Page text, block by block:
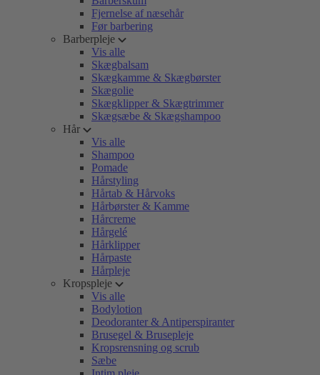
Fjernelse af næsehår
Før barbering
Barberpleje
Vis alle
Skægbalsam
Skægkamme & Skægbørster
Skægolie
Skægklipper & Skægtrimmer
Skægsæbe & Skægshampoo
Hår
Vis alle
Shampoo
Pomade
Hårstyling
Hårtab & Hårvoks
Hårbørster & Kamme
Hårcreme
Hårgelé
Hårklipper
Hårpaste
Hårpleje
Kropspleje
Vis alle
Bodylotion
Deodoranter & Antiperspiranter
Brusegel & Brusepleje
Kropsrensning og scrub
Sæbe